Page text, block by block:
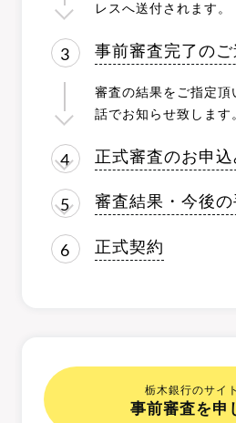
レスへ送付されます。
事前審査完了のご
審査の結果をご指定頂
話でお知らせ致します
正式審査のお申込
審査結果・今後
正式契約
栃木銀行のサイ
事前審査を申